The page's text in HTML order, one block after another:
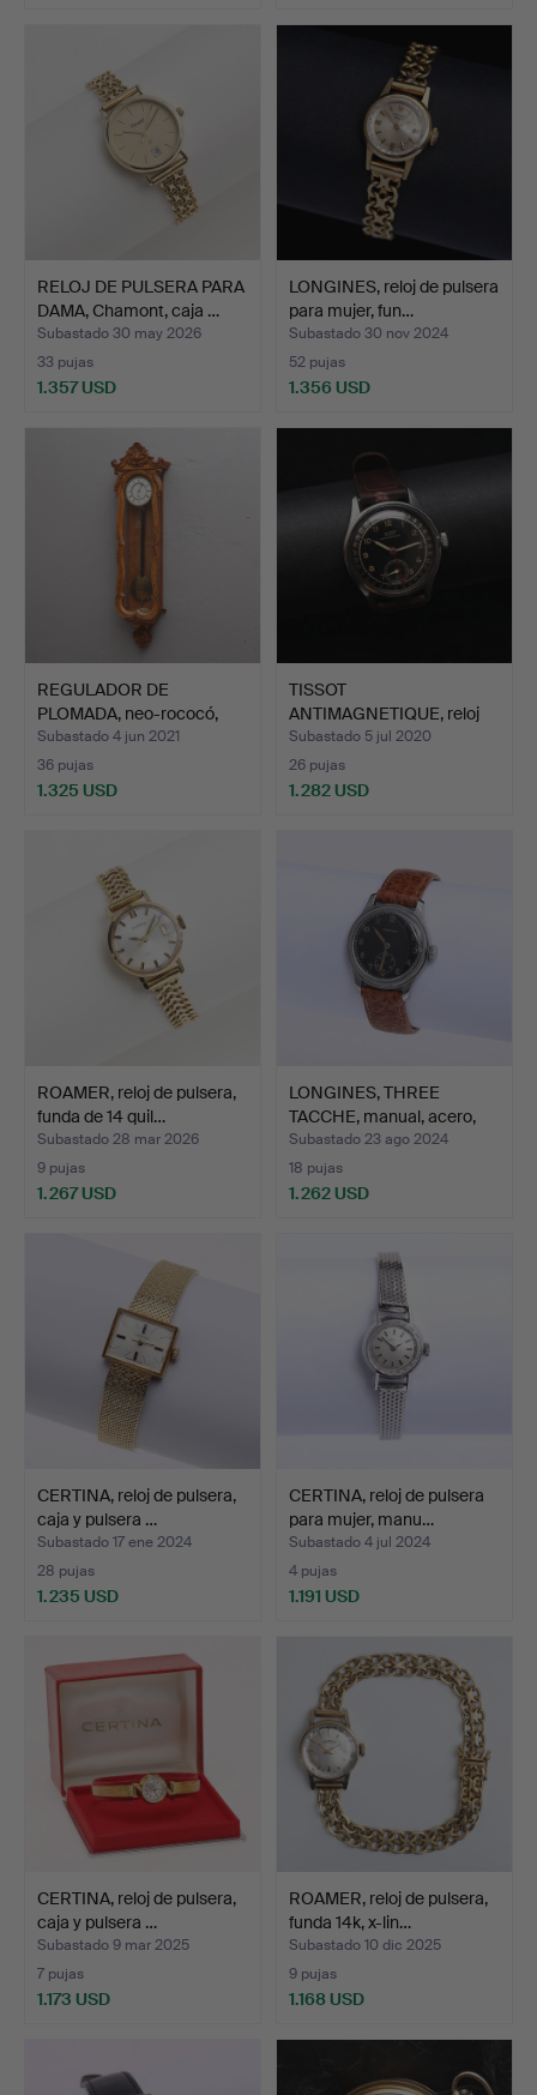
RELOJ DE PULSERA PARA
DAMA, Chamont, caja …
Subastado 30 may 2026
33 pujas
1.357 USD
LONGINES, reloj de pulsera
para mujer, fun…
Subastado 30 nov 2024
52 pujas
1.356 USD
REGULADOR DE
PLOMADA, neo-rococó,
siglo XI…
Subastado 4 jun 2021
36 pujas
1.325 USD
TISSOT
ANTIMAGNETIQUE, reloj
de pulsera pa…
Subastado 5 jul 2020
26 pujas
1.282 USD
ROAMER, reloj de pulsera,
funda de 14 quil…
Subastado 28 mar 2026
9 pujas
1.267 USD
LONGINES, THREE
TACCHE, manual, acero,
194…
Subastado 23 ago 2024
18 pujas
1.262 USD
CERTINA, reloj de pulsera,
caja y pulsera …
Subastado 17 ene 2024
28 pujas
1.235 USD
CERTINA, reloj de pulsera
para mujer, manu…
Subastado 4 jul 2024
4 pujas
1.191 USD
CERTINA, reloj de pulsera,
caja y pulsera …
Subastado 9 mar 2025
7 pujas
1.173 USD
ROAMER, reloj de pulsera,
funda 14k, x-lin…
Subastado 10 dic 2025
9 pujas
1.168 USD